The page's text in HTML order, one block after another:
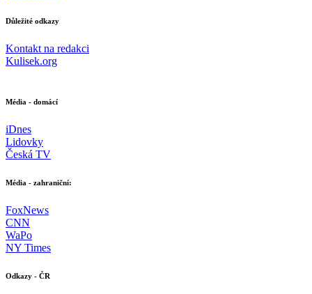
Důležité odkazy
Kontakt na redakci
Kulisek.org
Média - domácí
iDnes
Lidovky
Česká TV
Média - zahraniční:
FoxNews
CNN
WaPo
NY Times
Odkazy - ČR